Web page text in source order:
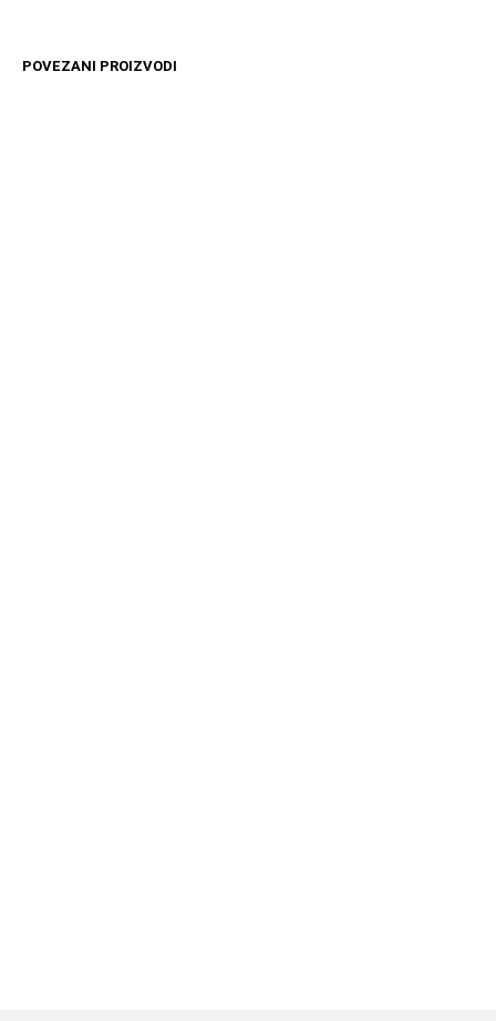
POVEZANI PROIZVODI